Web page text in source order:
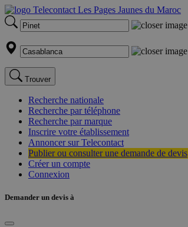
Trouver
Recherche nationale
Recherche par téléphone
Recherche par marque
Inscrire votre établissement
Annoncer sur Telecontact
Publier ou consulter une demande de devis
Créer un compte
Connexion
Demander un devis à